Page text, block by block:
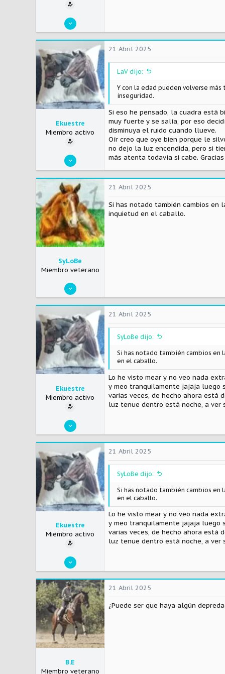
1 Agosto 2020
53
15
Ekuestre
Miembro activo
1 Agosto 2020
53
21 Abril 2025
LaV dijo:
Y con la edad pueden volverse
inseguridad.
Si eso he pensado, la cuadra está
muy fuerte y se salía, por eso
disminuya el ruido cuando llueve.
Oír creo que oye bien porque le
no dejo la luz encendida, pero si
más atenta todavía si cabe. Gracias
SyLoBe
Miembro veterano
7 Abril 2011
7.045
1.662
113
lalobera.weebly.com
21 Abril 2025
Si has notado también cambios en
inquietud en el caballo.
Ekuestre
Miembro activo
1 Agosto 2020
53
15
21 Abril 2025
SyLoBe dijo:
Si has notado también cambios en
en el caballo.
Lo he visto mear y no veo nada
y meo tranquilamente jajaja luego
varias veces, de hecho ahora está
luz tenue dentro está noche, a ver
Ekuestre
Miembro activo
1 Agosto 2020
53
15
3
21 Abril 2025
SyLoBe dijo:
Si has notado también cambios en
en el caballo.
Lo he visto mear y no veo nada
y meo tranquilamente jajaja luego
varias veces, de hecho ahora está
luz tenue dentro está noche, a ver
B.E
Miembro veterano
21 Abril 2025
¿Puede ser que haya algún